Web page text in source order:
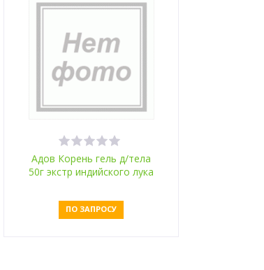
Адов Корень гель д/тела
50г экстр индийского лука
ПО ЗАПРОСУ